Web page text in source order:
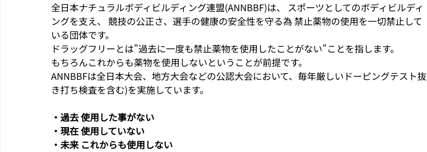
全日本ナチュラルボディビルディング連盟(ANNBBF)は、 スポーツとしてのボディビルディ
ングを支え、 競技の公正さ、選手の健康の安全性を守る為 禁止薬物の使用を一切禁止して
いる団体です。
ドラッグフリーとは”過去に一度も禁止薬物を使用したことがない”ことを指します。
もちろんこれからも薬物を使用しないということが前提です。
ANNBBFは全日本大会、地方大会などの公認大会において、毎年厳しいドーピングテスト抜
き打ち検査を含む)を実施しています。
・過去 使用した事がない
・現在 使用していない
・未来 これからも使用しない